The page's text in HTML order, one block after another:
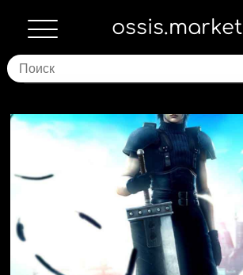
ossis.market